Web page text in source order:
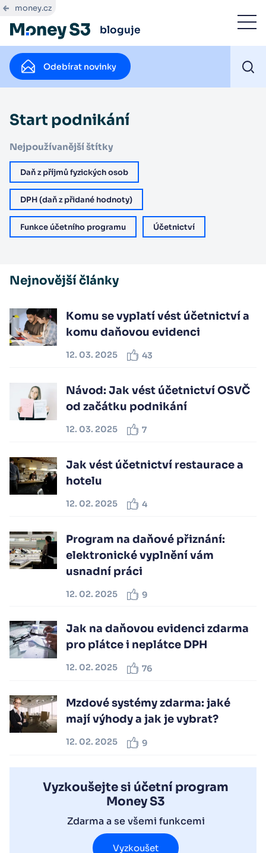
money.cz
bloguje
Odebírat novinky
Start podnikání
Nejpoužívanější štítky
Daň z příjmů fyzických osob
DPH (daň z přidané hodnoty)
Funkce účetního programu Účetnictví
Nejnovější články
Komu se vyplatí vést účetnictví a
komu daňovou evidenci
12. 03. 2025 43
Návod: Jak vést účetnictví OSVČ
od začátku podnikání
12. 03. 2025 7
Jak vést účetnictví restaurace a
hotelu
12. 02. 2025 4
Program na daňové přiznání:
elektronické vyplnění vám
usnadní práci
12. 02. 2025 9
Jak na daňovou evidenci zdarma
pro plátce i neplátce DPH
12. 02. 2025 76
Mzdové systémy zdarma: jaké
mají výhody a jak je vybrat?
12. 02. 2025 9
Vyzkoušejte si účetní program
Money S3
Zdarma a se všemi funkcemi
Vyzkoušet